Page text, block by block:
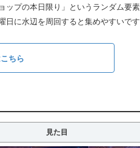
ップの本日限り」というランダム要
に水辺を周回すると集めやすいです
ちら
見た目